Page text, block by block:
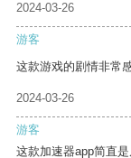
2024-03-26
游客
这款游戏的剧情非常
2024-03-26
游客
这款加速器app简直